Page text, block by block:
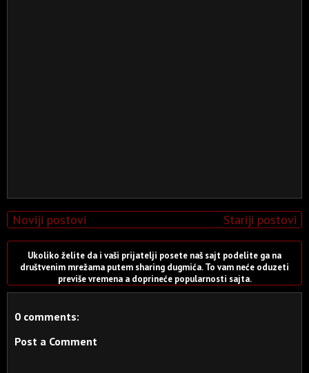
Noviji postovi Stariji postovi
Ukoliko želite da i vaši prijatelji posete naš sajt podelite ga na
društvenim mrežama putem sharing dugmića. To vam neće oduzeti
previše vremena a doprineće popularnosti sajta.
0 comments:
Post a Comment